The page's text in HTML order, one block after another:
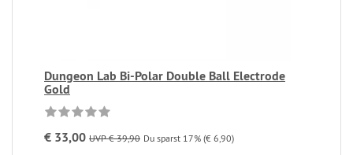
Dungeon Lab Bi-Polar Double Ball Electrode
Gold
€ 33,00 UVP € 39,90 Du sparst 17% (€ 6,90)